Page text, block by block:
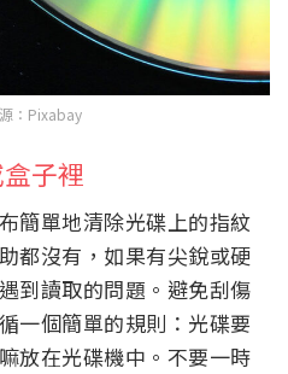
：Pixabay
子裡
簡單地清除光碟上的指紋
都沒有，如果有尖銳或硬
到讀取的問題。避免刮傷
一個簡單的規則：光碟要
放在光碟機中。不要一時